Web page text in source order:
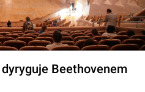
Beethovenem